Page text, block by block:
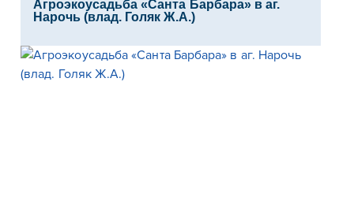
Агроэкоусадьба «Санта Барбара» в аг.
Нарочь (влад. Голяк Ж.А.)